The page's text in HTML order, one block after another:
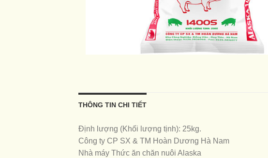
THÔNG TIN CHI TIẾT
Định lượng (Khối lượng tịnh): 25kg.
Công ty CP SX & TM Hoàn Dương Hà Nam
Nhà máy Thức ăn chăn nuôi Alaska